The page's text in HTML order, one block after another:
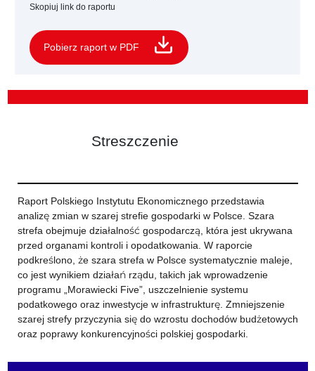
Skopiuj link do raportu
Pobierz raport w PDF
Streszczenie
Raport Polskiego Instytutu Ekonomicznego przedstawia
analizę zmian w szarej strefie gospodarki w Polsce. Szara
strefa obejmuje działalność gospodarczą, która jest ukrywana
przed organami kontroli i opodatkowania. W raporcie
podkreślono, że szara strefa w Polsce systematycznie maleje,
co jest wynikiem działań rządu, takich jak wprowadzenie
programu „Morawiecki Five”, uszczelnienie systemu
podatkowego oraz inwestycje w infrastrukturę. Zmniejszenie
szarej strefy przyczynia się do wzrostu dochodów budżetowych
oraz poprawy konkurencyjności polskiej gospodarki.